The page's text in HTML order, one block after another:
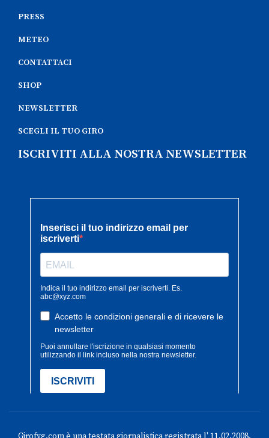
PRESS
METEO
CONTATTACI
SHOP
NEWSLETTER
SCEGLI IL TUO GIRO
ISCRIVITI ALLA NOSTRA NEWSLETTER